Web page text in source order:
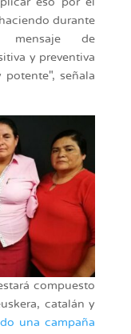
eso por el
durante
de
y preventiva
señala
compuesto
catalán y
una campaña